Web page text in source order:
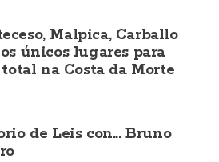
Malpica, Carballo
únicos lugares para
na Costa da Morte
de Leis con... Bruno